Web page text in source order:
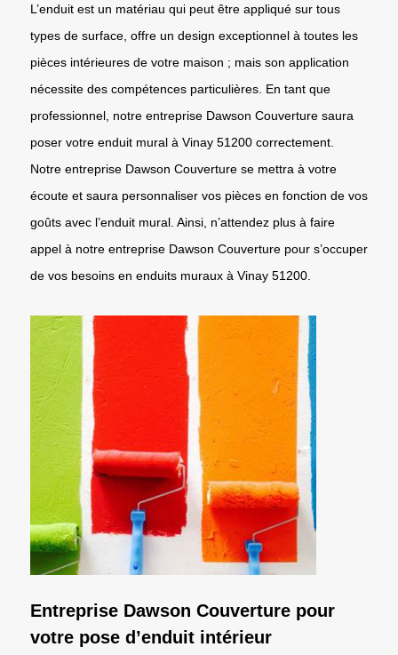
L’enduit est un matériau qui peut être appliqué sur tous
types de surface, offre un design exceptionnel à toutes les
pièces intérieures de votre maison ; mais son application
nécessite des compétences particulières. En tant que
professionnel, notre entreprise Dawson Couverture saura
poser votre enduit mural à Vinay 51200 correctement.
Notre entreprise Dawson Couverture se mettra à votre
écoute et saura personnaliser vos pièces en fonction de vos
goûts avec l’enduit mural. Ainsi, n’attendez plus à faire
appel à notre entreprise Dawson Couverture pour s’occuper
de vos besoins en enduits muraux à Vinay 51200.
Entreprise Dawson Couverture pour
votre pose d’enduit intérieur